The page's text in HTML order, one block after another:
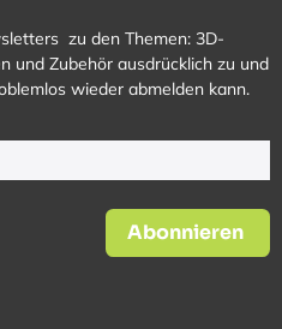
zu den Themen: 3D-
und Zubehör ausdrücklich zu und
wieder abmelden kann.
Abonnieren